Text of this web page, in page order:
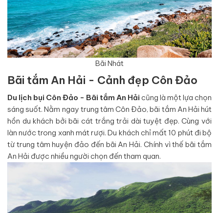
Bãi Nhát
Bãi tắm An Hải - Cảnh đẹp Côn Đảo
Du lịch bụi Côn Đảo - Bãi tắm An Hải cũng là một lựa chọn
sáng suốt. Nằm ngay trung tâm Côn Đảo, bãi tắm An Hải hút
hồn du khách bởi bãi cát trắng trải dài tuyệt đẹp. Cùng với
làn nước trong xanh mát rượi. Du khách chỉ mất 10 phút đi bộ
từ trung tâm huyện đảo đến bãi An Hải. Chính vì thế bãi tắm
An Hải được nhiều người chọn đến tham quan.